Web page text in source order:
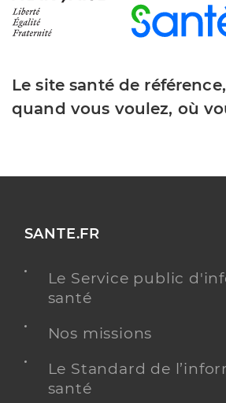
Le site santé de
quand vous voulez, où
SANTE.FR
Le Service public
santé
Nos missions
Le Standard de
santé